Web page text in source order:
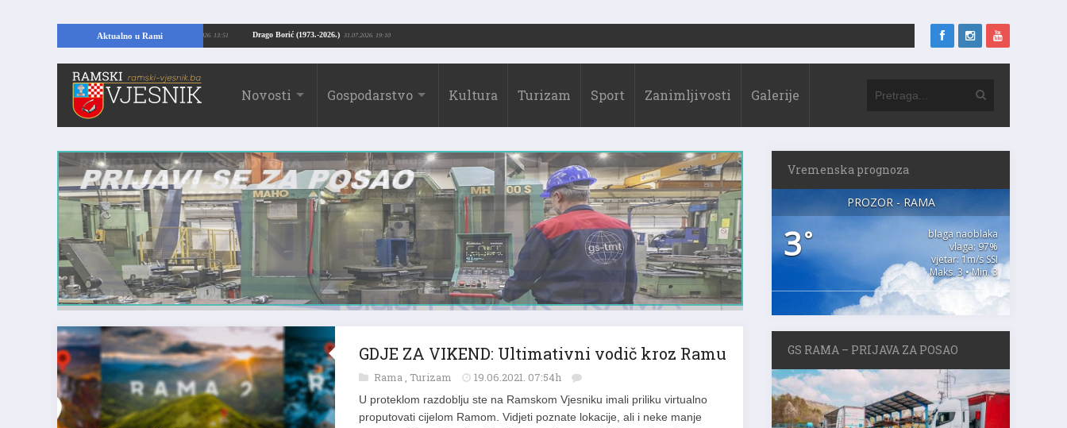
Aktualno u Rami Drago Borić (1973.-2026.) 31.07.2026. 19:10
Kopajući temelje kuće, pronašao vrijedne arheološke ostatke 24.07.2026. 13:51
Novosti Gospodarstvo Kultura Turizam Sport Zanimljivosti Galerije
GDJE ZA VIKEND: Ultimativni vodič kroz Ramu
Rama, Turizam 19.06.2021. 07:54h
U proteklom razdoblju ste na Ramskom Vjesniku imali priliku virtualno
proputovati cijelom Ramom. Vidjeti poznate lokacije, ali i neke manje
Vremenska prognoza
PROZOR - RAMA
3°
blaga naoblaka
vlaga: 97%
vjetar: 1m/s SSI
Maks. 3 • Min. 3
GS RAMA – PRIJAVA ZA POSAO